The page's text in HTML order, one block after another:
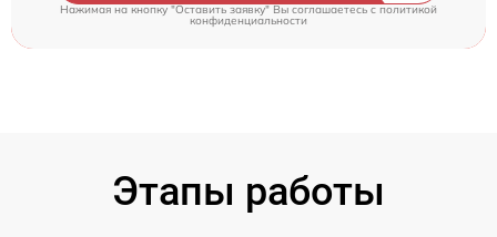
Нажимая на кнопку "Оставить заявку" Вы соглашаетесь cполитикой
конфиденциальности
Этапы работы